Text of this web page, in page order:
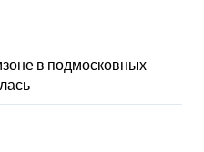
в подмосковных